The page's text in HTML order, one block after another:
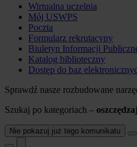
Wirtualna uczelnia
Mój USWPS
Poczta
Formularz rekrutacyny
Biuletyn Informacji
Katalog biblioteczny
Dostęp do baz
Sprawdź nasze rozbudowane
Szukaj po kategoriach –
Nie pokazuj już tego komunikatu